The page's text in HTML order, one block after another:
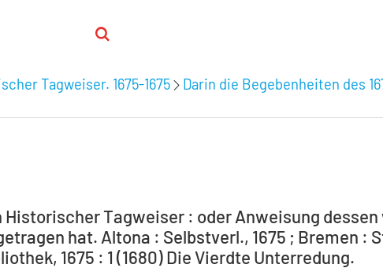
Tagweiser. 1675-1675
Darin die Begebenheiten des
Tagweiser : oder Anweisung
hat. Altona : Selbstverl., 1675 ; Bremen :
1675 : 1 (1680) Die Vierdte Unterredung.